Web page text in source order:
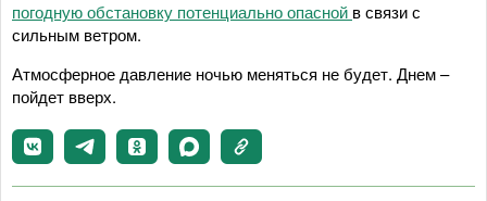
погодную обстановку потенциально опасной в связи с
сильным ветром.
Атмосферное давление ночью меняться не будет. Днем –
пойдет вверх.